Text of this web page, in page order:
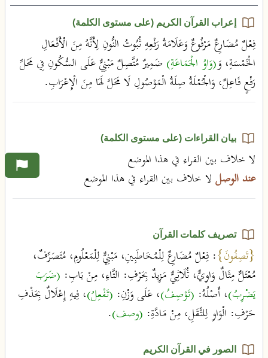
إعراب القرآن الكريم (على مستوى الكلمة)
فِعْلٌ مُضَارِعٌ مَرْفُوعٌ وَعَلَامَةُ رَفْعِهِ ثُبُوتُ النُّونِ لِأَنَّهُ مِنَ الْأَفْعَالِ
الْخَمْسَةِ، وَ(وَاوُ الْجَمَاعَةِ)ضَمِيرٌ مُتَّصِلٌ مَبْنِيٌّ عَلَى السُّكُونِ فِي مَحَلِّ
رَفْعٍ فَاعِلٌ، وَالْجُمْلَةُ صِلَةُ الْمَوْصُولِ لَا مَحَلَّ لَهَا مِنَ الْإِعْرَابِ.
بيان القراءات (على مستوى الكلمة)
لا خلاف بين القراء في هذا الموضع
عند الوصللا خلاف بين القراء في هذا الموضع
تصريف كلمات القرآن
{تَصِفُونَ}: فِعْلٌ مُضَارِعٌ لِلْمُخَاطَبِينِ، مَبْنِيٌّ لِلْمَعْلُومِ، مُتَصَرِّفٌ،
مُعْتَلٌّ مِثَالٌ وَاوِيٌّ، ثُلَاثِيٌّ مَزِيدٌ بِحَرْفِ: التَّاءِ، مِنْ بَابِ: (ضَرَبَ
يَضْرِبُ)، أَصْلُهُ: (تَوْصِفُ)، عَلَى وَزْنِ: (تَفْعِلُ)، فِيهِ إِعْلَالٌ بِحَذْفِ
حَرْفِ: الْوَاوِ لِلثِّقَلِ، مِنْ مَادَّةِ: (وصف).
الصور في القرآن الكريم